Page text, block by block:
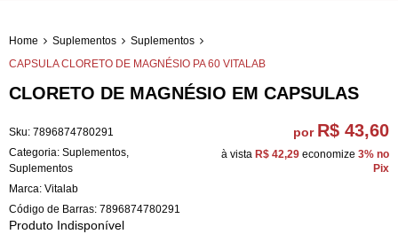
Home Suplementos
Suplementos
CAPSULA CLORETO DE MAGNÉSIO PA 60 VITALAB
CLORETO DE MAGNÉSIO EM CAPSULAS
Sku: 7896874780291
Categoria: Suplementos
Suplementos
Marca: Vitalab
Código de Barras: 7896874780291
Produto Indisponível
por R$ 43,60
à vista R$ 42,29 economize 3% no
Pix